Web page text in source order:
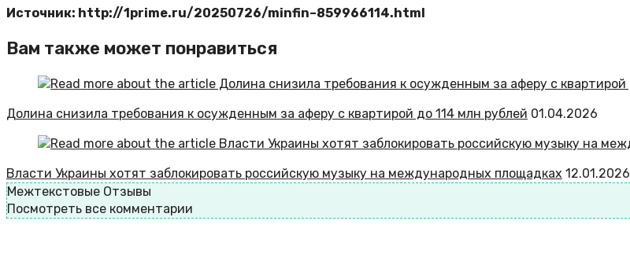
Источник: http://1prime.ru/20250726/minfin–859966114.html
Вам также может понравиться
Долина снизила требования к осужденным за аферу с квартирой до 114 млн рублей 01.04.2026
Власти Украины хотят заблокировать российскую музыку на международных площадках 12.01.2026
Межтекстовые Отзывы
Посмотреть все комментарии